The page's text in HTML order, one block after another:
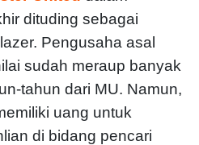
dituding sebagai
Pengusaha asal
sudah meraup banyak
tahun dari MU. Namun,
uang untuk
di bidang pencari